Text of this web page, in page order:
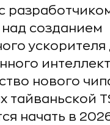
созданием
ускорителя
нового
тайваньской
начать в